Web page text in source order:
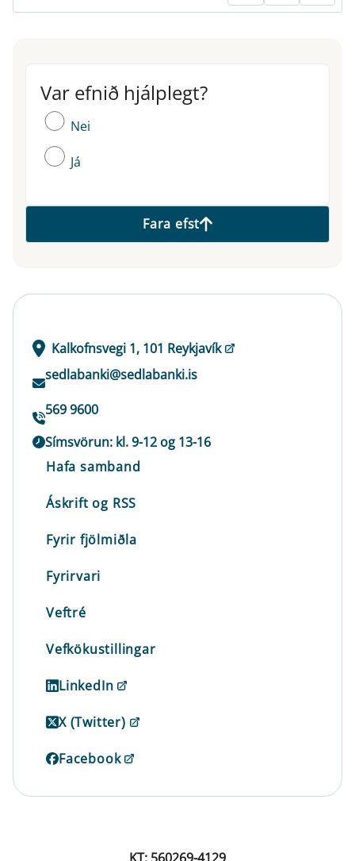
Var efnið hjálplegt?
Var efnið hjálplegt?
Nei
Já
Fara efst
Kalkofnsvegi 1, 101 Reykjavík
sedlabanki@sedlabanki.is
569 9600
Símsvörun: kl. 9-12 og 13-16
Hafa samband
Áskrift og RSS
Fyrir fjölmiðla
Fyrirvari
Veftré
Vefkökustillingar
LinkedIn
X (Twitter)
Facebook